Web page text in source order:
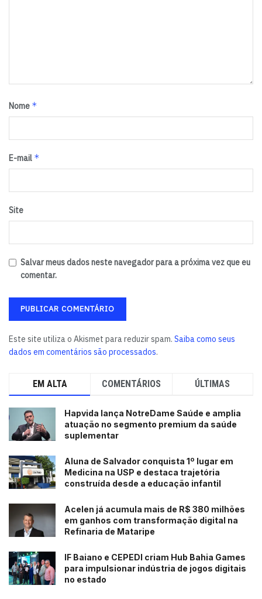
Nome *
E-mail *
Site
Salvar meus dados neste navegador para a próxima vez que eu
comentar.
Este site utiliza o Akismet para reduzir spam. Saiba como seus
dados em comentários são processados.
EM ALTA COMENTÁRIOS ÚLTIMAS
Hapvida lança NotreDame Saúde e amplia
atuação no segmento premium da saúde
suplementar
Aluna de Salvador conquista 1º lugar em
Medicina na USP e destaca trajetória
construída desde a educação infantil
Acelen já acumula mais de R$ 380 milhões
em ganhos com transformação digital na
Refinaria de Mataripe
IF Baiano e CEPEDI criam Hub Bahia Games
para impulsionar indústria de jogos digitais
no estado